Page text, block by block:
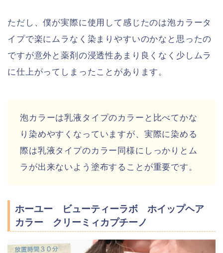
ただし、僕が実際に使用して感じたのは泡カラータ
イプで楽にムラなく染まりやすいのかなと思ったの
ですが意外と薬剤の浸透性あまり良くなく少しムラ
に仕上がってしまったことがあります。
泡カラーは乳液タイプのカラーと比べてかな
り染めやすくなっていますが、実際に染める
際は乳液タイプのカラー同様にしっかりとム
ラが出来ないよう塗布することが重要です。
ホーユー ビューティーラボ ホイップヘア
カラー クリーミィカプチーノ